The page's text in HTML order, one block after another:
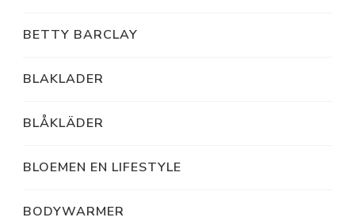
BETTY BARCLAY
BLAKLADER
BLÅKLÄDER
BLOEMEN EN LIFESTYLE
BODYWARMER